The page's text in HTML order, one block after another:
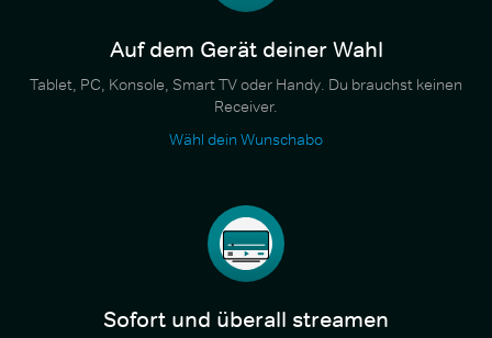
Auf dem Gerät deiner Wahl
Tablet, PC, Konsole, Smart TV oder Handy. Du brauchst keinen
Receiver.
Wähl dein Wunschabo
Sofort und überall streamen